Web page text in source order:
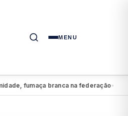
MENU
fumaça branca na federação● Eduardo